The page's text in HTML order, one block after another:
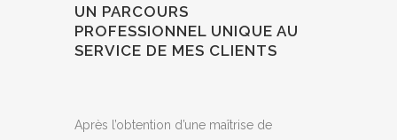
UN PARCOURS
PROFESSIONNEL UNIQUE AU
SERVICE DE MES CLIENTS
Après l’obtention d’une maîtrise de